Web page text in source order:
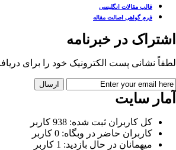
قالب مقالات انگلیسی
فرم گواهی اصالت مقاله
اشتراک در خبرنامه
لطفاً نشانی پست الکترونیک خود را برای
آمار سایت
کل کاربران ثبت شده: 938 کاربر
کاربران حاضر در وبگاه: 0 کاربر
میهمانان در حال بازدید: 1 کاربر